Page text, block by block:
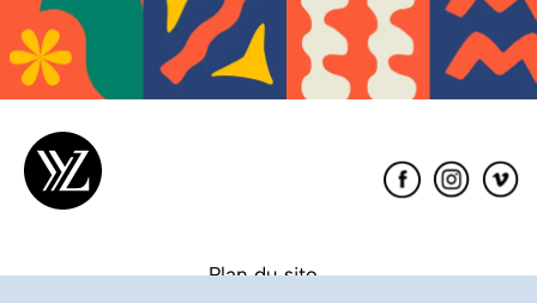
Éditions
XYZ
Plan du site